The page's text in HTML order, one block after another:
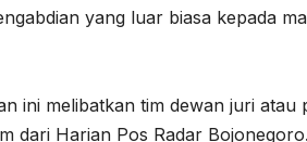
yang luar biasa kepada
ini melibatkan tim dewan juri
dari Harian Pos Radar